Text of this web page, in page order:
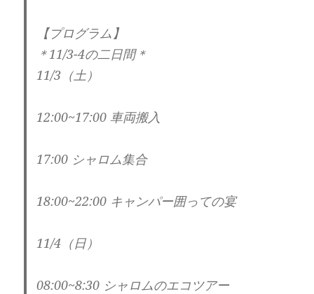
【プログラム】
＊11/3-4の二日間＊
11/3（土）
12:00~17:00 車両搬入
17:00 シャロム集合
18:00~22:00 キャンパー囲っての宴
11/4（日）
08:00~8:30 シャロムのエコツアー